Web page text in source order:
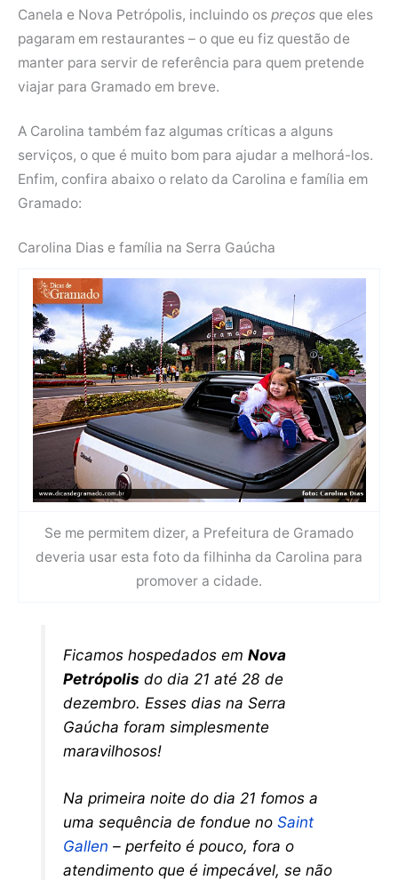
Canela e Nova Petrópolis, incluindo os preços que eles
pagaram em restaurantes – o que eu fiz questão de
manter para servir de referência para quem pretende
viajar para Gramado em breve.
A Carolina também faz algumas críticas a alguns
serviços, o que é muito bom para ajudar a melhorá-los.
Enfim, confira abaixo o relato da Carolina e família em
Gramado:
Carolina Dias e família na Serra Gaúcha
Se me permitem dizer, a Prefeitura de Gramado
deveria usar esta foto da filhinha da Carolina para
promover a cidade.
Ficamos hospedados em Nova
Petrópolis do dia 21 até 28 de
dezembro. Esses dias na Serra
Gaúcha foram simplesmente
maravilhosos!
Na primeira noite do dia 21 fomos a
uma sequência de fondue no Saint
Gallen – perfeito é pouco, fora o
atendimento que é impecável, se não